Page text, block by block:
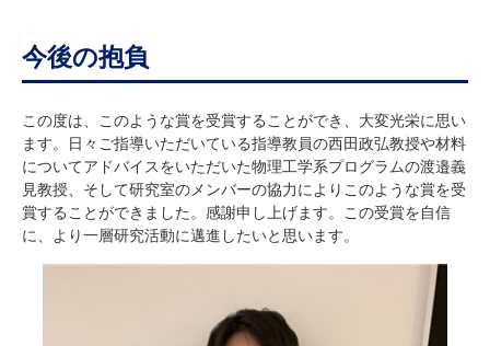
今後の抱負
この度は、このような賞を受賞することができ、大変光栄に思い
ます。日々ご指導いただいている指導教員の西田政弘教授や材料
についてアドバイスをいただいた物理工学系プログラムの渡邉義
見教授、そして研究室のメンバーの協力によりこのような賞を受
賞することができました。感謝申し上げます。この受賞を自信
に、より一層研究活動に邁進したいと思います。